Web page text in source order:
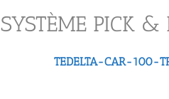
SYSTÈME PICK &
TEDELTA-CAR-100-